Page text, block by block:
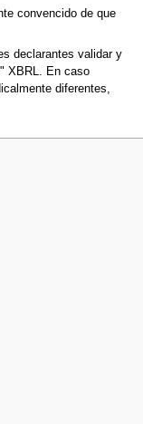
convencido de que
declarantes validar y
XBRL. En caso
diferentes,